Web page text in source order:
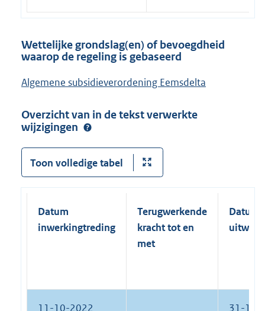
Wettelijke grondslag(en) of bevoegdheid
waarop de regeling is gebaseerd
Algemene subsidieverordening Eemsdelta
Overzicht van in de tekst verwerkte
wijzigingen
Toon volledige tabel
Datum
inwerkingtreding
Terugwerkende
kracht tot en
met
Datum
11-10-2022 31-12-